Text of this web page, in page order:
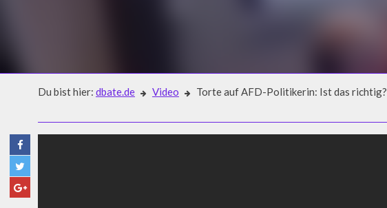
Du bist hier: dbate.de Video Torte auf AFD-Politikerin: Ist das richtig?